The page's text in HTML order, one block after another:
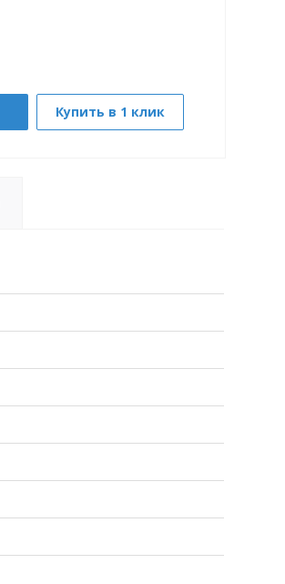
Купить в 1 клик